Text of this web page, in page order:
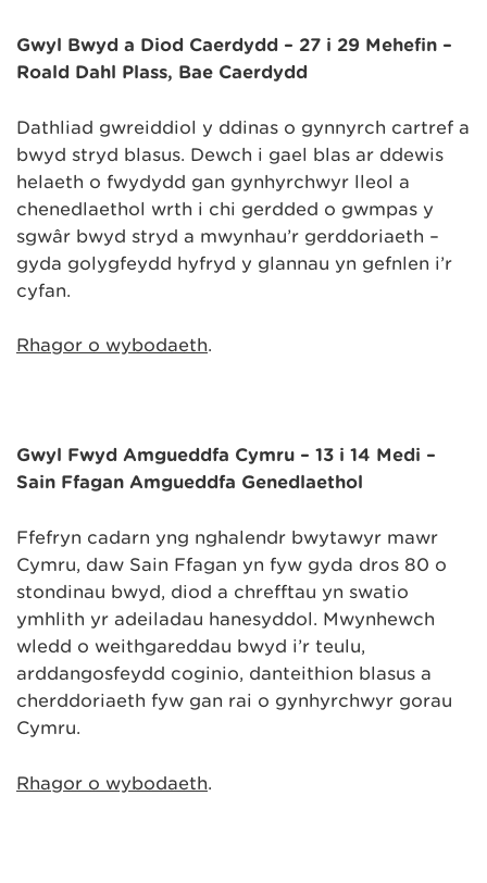
Gŵyl Bwyd a Diod Caerdydd – 27 i 29 Mehefin –
Roald Dahl Plass, Bae Caerdydd
Dathliad gwreiddiol y ddinas o gynnyrch cartref a
bwyd stryd blasus. Dewch i gael blas ar ddewis
helaeth o fwydydd gan gynhyrchwyr lleol a
chenedlaethol wrth i chi gerdded o gwmpas y
sgwâr bwyd stryd a mwynhau’r gerddoriaeth –
gyda golygfeydd hyfryd y glannau yn gefnlen i’r
cyfan.
Rhagor o wybodaeth.
Gŵyl Fwyd Amgueddfa Cymru – 13 i 14 Medi –
Sain Ffagan Amgueddfa Genedlaethol
Ffefryn cadarn yng nghalendr bwytawyr mawr
Cymru, daw Sain Ffagan yn fyw gyda dros 80 o
stondinau bwyd, diod a chrefftau yn swatio
ymhlith yr adeiladau hanesyddol. Mwynhewch
wledd o weithgareddau bwyd i’r teulu,
arddangosfeydd coginio, danteithion blasus a
cherddoriaeth fyw gan rai o gynhyrchwyr gorau
Cymru.
Rhagor o wybodaeth.